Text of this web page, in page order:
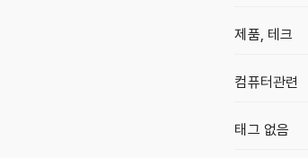
제품, 테크
컴퓨터관련
태그 없음